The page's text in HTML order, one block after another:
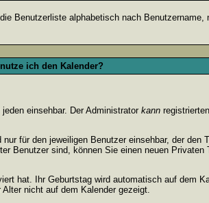
Benutzerliste alphabetisch nach Benutzername,
ich den Kalender?
einsehbar. Der Administrator kann
für den jeweiligen Benutzer einsehbar, der den
Benutzer sind, können Sie einen neuen Privaten
hat. Ihr Geburtstag wird automatisch auf dem
nicht auf dem Kalender gezeigt.